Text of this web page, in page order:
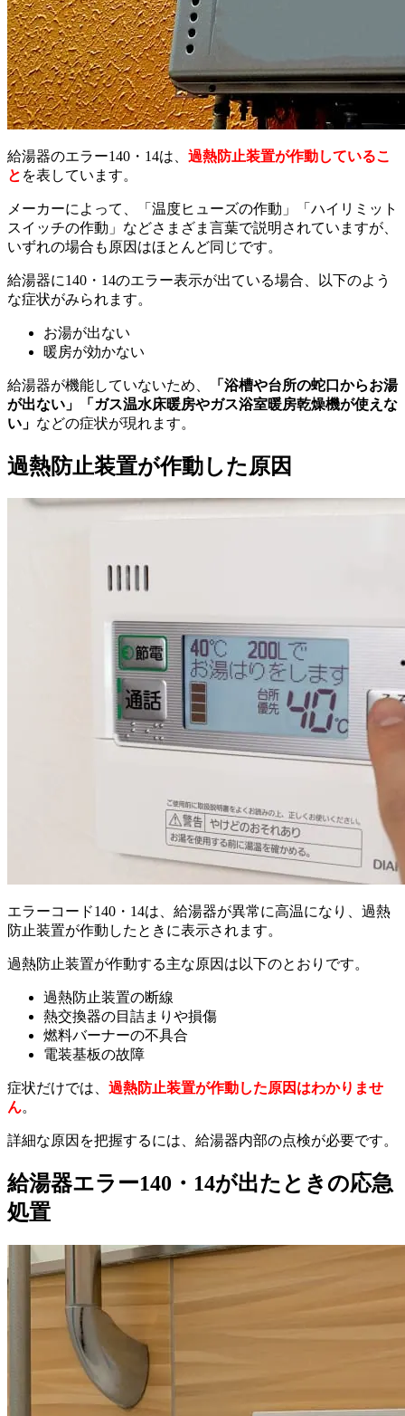
給湯器のエラー140・14は、 過熱防止装置が作動しているこ
と を表しています。
メーカーによって、「温度ヒューズの作動」「ハイリミット
スイッチの作動」などさまざま言葉で説明されていますが、
いずれの場合も原因はほとんど同じです。
給湯器に140・14のエラー表示が出ている場合、以下のよう
な症状がみられます。
お湯が出ない
暖房が効かない
給湯器が機能していないため、
「浴槽や台所の蛇口からお湯
が出ない」「ガス温水床暖房やガス浴室暖房乾燥機が使えな
い」 などの症状が現れます。
過熱防止装置が作動した原因
エラーコード140・14は、給湯器が異常に高温になり、過熱
防止装置が作動したときに表示されます。
過熱防止装置が作動する主な原因は以下のとおりです。
過熱防止装置の断線
熱交換器の目詰まりや損傷
燃料バーナーの不具合
電装基板の故障
症状だけでは、 過熱防止装置が作動した原因はわかりませ
ん。
詳細な原因を把握するには、給湯器内部の点検が必要です。
給湯器エラー140・14が出たときの応急
処置